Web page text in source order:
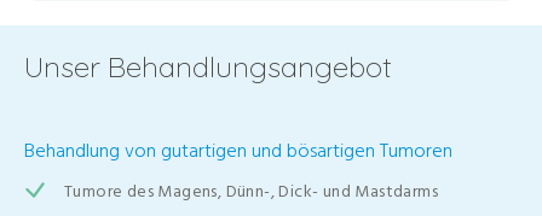
Unser Behandlungsangebot
Behandlung von gutartigen und bösartigen Tumoren
Tumore des Magens, Dünn-, Dick- und Mastdarms